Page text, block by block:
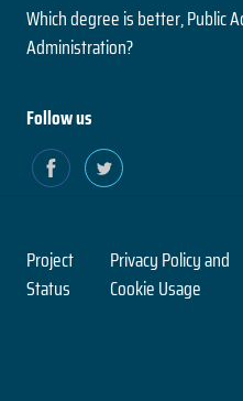
Ingeniería Civil en
Duración
Nivel
Presencial
Ingeniería Civil en
Nivel
Presencial
Modalidad
2 años
Nivel
Presencial
Modalidad
Which degree is better, Public
Administration?
Follow us
Project
Status
Privacy Policy and
Cookie Usage